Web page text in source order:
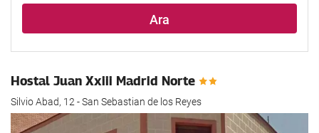
Ara
Hostal Juan Xxiii Madrid Norte
Silvio Abad, 12 - San Sebastian de los Reyes